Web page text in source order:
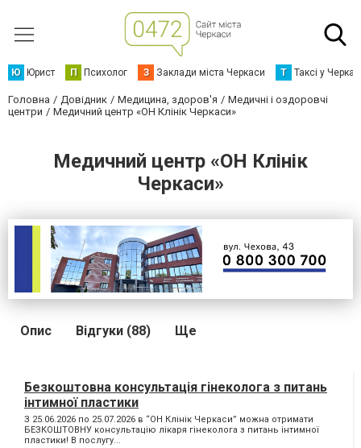
Ю Юрист П Психолог З Заклади міста Черкаси Т Таксі у
Головна Довідник Медицина, здоров'я
Медичні і оздоровчі
центри
Медичний центр «ОН Клінік Черкаси»
Медичний центр «ОН Клінік
Черкаси»
Опис Відгуки (88) Ще
Безкоштовна консультація гінеколога з питань
інтимної пластики
З 25.06.2026 по 25.07.2026 в “ОН Клінік Черкаси” можна отримати
БЕЗКОШТОВНУ консультацію лікаря гінеколога з питань інтимної
пластики! В послугу...